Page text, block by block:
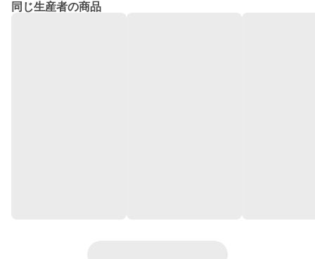
同じ生産者の商品